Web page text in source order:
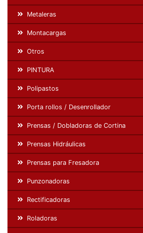
Metaleras
Montacargas
Otros
PINTURA
Polipastos
Porta rollos / Desenrollador
Prensas / Dobladoras de Cortina
Prensas Hidráulicas
Prensas para Fresadora
Punzonadoras
Rectificadoras
Roladoras